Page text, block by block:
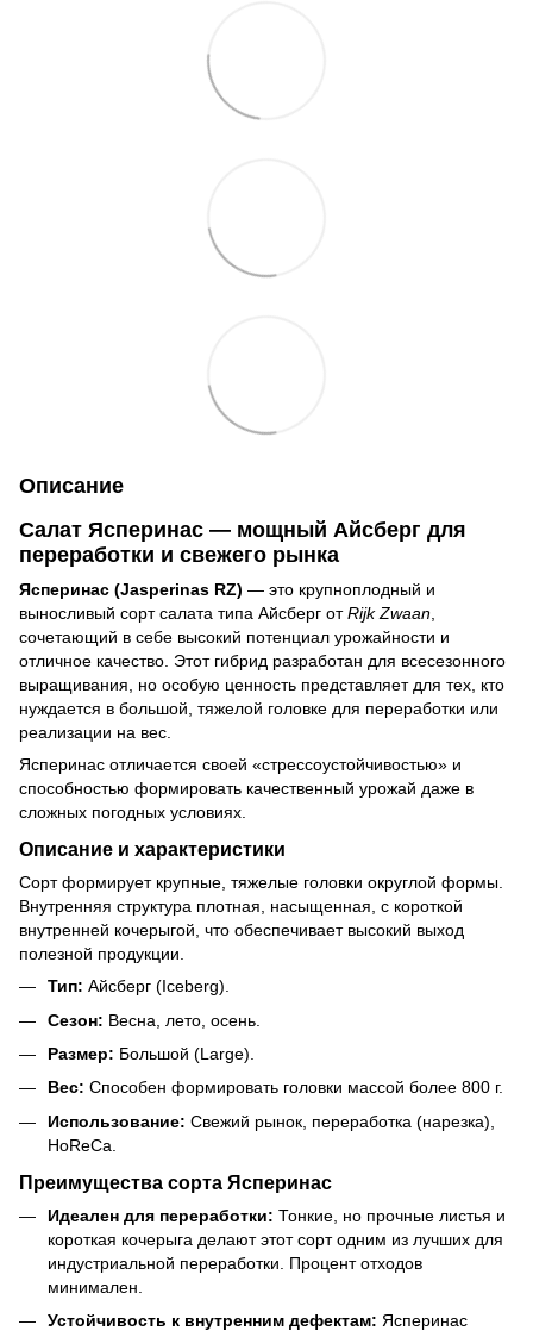
Описание
Салат Ясперинас — мощный Айсберг для
переработки и свежего рынка
Ясперинас (Jasperinas RZ) — это крупноплодный и
выносливый сорт салата типа Айсберг отRijk Zwaan,
сочетающий в себе высокий потенциал урожайности и
отличное качество. Этот гибрид разработан для всесезонного
выращивания, но особую ценность представляет для тех, кто
нуждается в большой, тяжелой головке для переработки или
реализации на вес.
Ясперинас отличается своей «стрессоустойчивостью» и
способностью формировать качественный урожай даже в
сложных погодных условиях.
Описание и характеристики
Сорт формирует крупные, тяжелые головки округлой формы.
Внутренняя структура плотная, насыщенная, с короткой
внутренней кочерыгой, что обеспечивает высокий выход
полезной продукции.
Тип: Айсберг (Iceberg).
Сезон: Весна, лето, осень.
Размер: Большой (Large).
Вес: Способен формировать головки массой более 800 г.
Использование: Свежий рынок, переработка (нарезка),
HoReCa.
Преимущества сорта Ясперинас
Идеален для переработки: Тонкие, но прочные листья и
короткая кочерыга делают этот сорт одним из лучших для
индустриальной переработки. Процент отходов
минимален.
Устойчивость к внутренним дефектам: Ясперинас